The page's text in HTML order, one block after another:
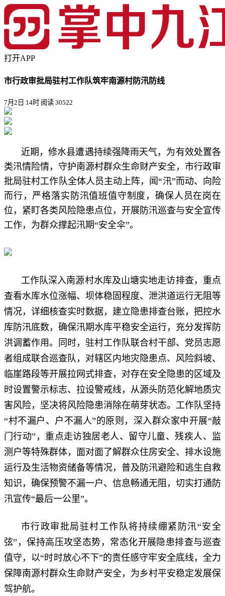
打开APP
市行政审批局驻村工作队筑牢南源村防汛防线
7月2日 14时 阅读 30522
近期，修水县遭遇持续强降雨天气，为有效处置各
类汛情险情，守护南源村群众生命财产安全，市行政审
批局驻村工作队全体人员主动上阵，闻“汛”而动、向险
而行，严格落实防汛值班值守制度，确保人员在岗在
位，紧盯各类风险隐患点位，开展防汛巡查与安全宣传
工作，为群众撑起汛期“安全伞”。
工作队深入南源村水库及山塘实地走访排查，重点
查看水库水位涨幅、坝体稳固程度、泄洪道运行无阻等
情况，详细核查实时数据，建立隐患排查台账，把控水
库防汛底数，确保汛期水库平稳安全运行，充分发挥防
洪调蓄作用。同时，驻村工作队联合村干部、党员志愿
者组成联合巡查队，对辖区内地灾隐患点、风险斜坡、
临崖路段等开展拉网式排查，对存在安全隐患的区域及
时设置警示标志、拉设警戒线，从源头防范化解地质灾
害风险，坚决将风险隐患消除在萌芽状态。工作队坚持
“村不漏户、户不漏人”的原则，深入群众家中开展“敲
门行动”，重点走访独居老人、留守儿童、残疾人、监
测户等特殊群体，面对面了解群众住房安全、排水设施
运行及生活物资储备等情况，普及防汛避险和逃生自救
知识，确保预警不漏一户、信息畅通无阻，切实打通防
汛宣传“最后一公里”。
市行政审批局驻村工作队将持续绷紧防汛“安全
弦”，保持高压攻坚态势，常态化开展隐患排查与巡查
值守，以“时时放心不下”的责任感守牢安全底线，全力
保障南源村群众生命财产安全，为乡村平安稳定发展保
驾护航。